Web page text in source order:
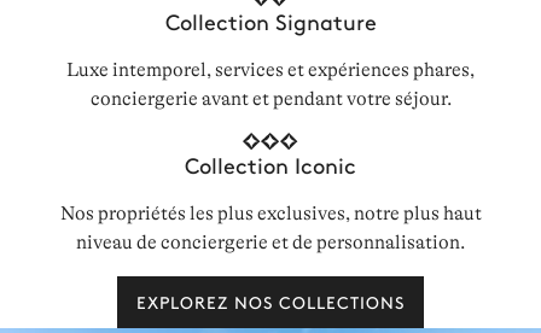
Collection Signature
Luxe intemporel, services et expériences phares,
conciergerie avant et pendant votre séjour.
Collection Iconic
Nos propriétés les plus exclusives, notre plus haut
niveau de conciergerie et de personnalisation.
EXPLOREZ NOS COLLECTIONS